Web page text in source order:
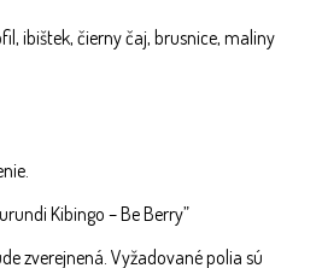
ibištek, čierny čaj, brusnice, maliny
Kibingo – Be Berry”
zverejnená. Vyžadované polia sú